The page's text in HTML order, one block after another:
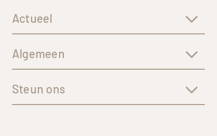
Actueel
Algemeen
Steun ons